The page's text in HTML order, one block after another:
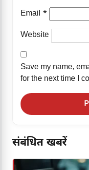
Email *
Website
Save my name,
for the next time I
संबंधित खबरें